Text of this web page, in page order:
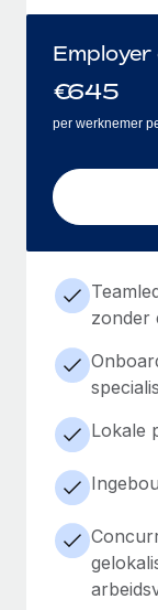
€645
per werknemer
zonder
Lokale